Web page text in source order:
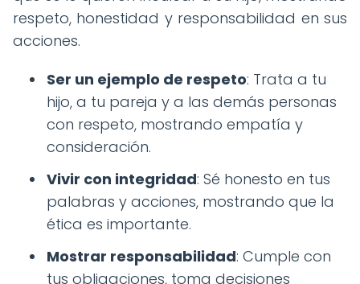
respeto, honestidad y responsabilidad en sus
acciones.
Ser un ejemplo de respeto: Trata a tu
hijo, a tu pareja y a las demás personas
con respeto, mostrando empatía y
consideración.
Vivir con integridad: Sé honesto en tus
palabras y acciones, mostrando que la
ética es importante.
Mostrar responsabilidad: Cumple con
tus obligaciones, toma decisiones